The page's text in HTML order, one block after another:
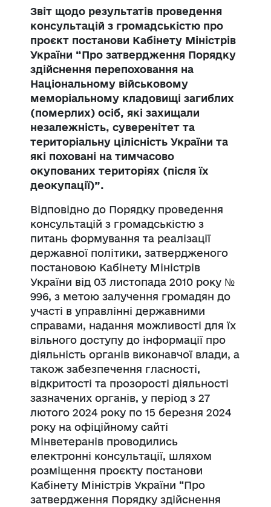
Звіт щодо результатів проведення
консультацій з громадськістю про
проєкт постанови Кабінету Міністрів
України “Про затвердження Порядку
здійснення перепоховання на
Національному військовому
меморіальному кладовищі загиблих
(померлих) осіб, які захищали
незалежність, суверенітет та
територіальну цілісність України та
які поховані на тимчасово
окупованих територіях (після їх
деокупації)”.
Відповідно до Порядку проведення
консультацій з громадськістю з
питань формування та реалізації
державної політики, затвердженого
постановою Кабінету Міністрів
України від 03 листопада 2010 року №
996, з метою залучення громадян до
участі в управлінні державними
справами, надання можливості для їх
вільного доступу до інформації про
діяльність органів виконавчої влади, а
також забезпечення гласності,
відкритості та прозорості діяльності
зазначених органів, у період з 27
лютого 2024 року по 15 березня 2024
року на офіційному сайті
Мінветеранів проводились
електронні консультації, шляхом
розміщення проєкту постанови
Кабінету Міністрів України “Про
затвердження Порядку здійснення